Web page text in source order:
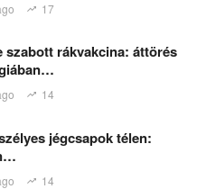
17
szabott rákvakcina: áttörés
14
jégcsapok télen:
14